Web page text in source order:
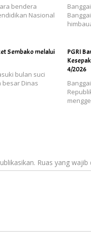
bendera
Nasional
Sembako melalui
bulan suci
besar Dinas
PGRI
4/2026
Ruas yang wajib